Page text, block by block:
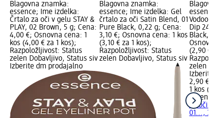
Blagovna znamka:
essence; Ime izdelka:
Črtalo za oči v gelu STAY &
PLAY, 02 Brown, 5 g; Cena:
4,00 €; Osnovna cena: 1
kos (4,00 € za 1 kos);
Razpoložljivost: Status
zelen Dobavljivo, Status siv
Izberite dm prodajalno
Blagovna znamka:
essence; Ime izdelka: Gel
črtalo za oči Satin Blend, 01
Pure Black, 0,22 g; Cena:
3,10 €; Osnovna cena: 1 kos
(3,10 € za 1 kos);
Razpoložljivost: Status
zelen Dobavljivo, Status siv
Dip 24h
Black, 3
(2,90 €
zelen
Izberite
2,90 €
1 kos
essence
za oči
01..., 3